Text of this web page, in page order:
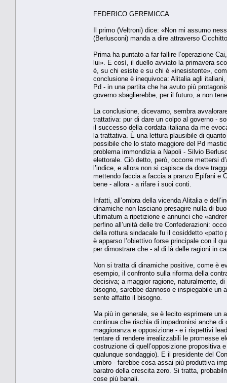
FEDERICO GEREMICCA
Il primo (Veltroni) dice: «Non mi assumo
(Berlusconi) manda a dire attraverso
Prima ha puntato a far fallire l’operazione
lui». E così, il duello avviato la primavera
è, su chi esiste e su chi è «inesistente»,
conclusione è inequivoca: Alitalia agli
Pd - in una partita che ha avuto più
governo sbaglierebbe, per il futuro, a non
La conclusione, dicevamo, sembra
trattativa: pur di dare un colpo al governo -
il successo della cordata italiana da me
la trattativa. È una lettura plausibile di
possibile che lo stato maggiore del Pd
problema immondizia a Napoli - Silvio
elettorale. Ciò detto, però, occorre mettersi
l’indice, e allora non si capisce da dove
mettendo faccia a faccia a pranzo Epifani e
bene - allora - a rifare i suoi conti.
Infatti, all’ombra della vicenda Alitalia e
dinamiche non lasciano presagire nulla di
ultimatum a ripetizione e annunci che
perfino all’unità delle tre Confederazioni:
della rottura sindacale fu il cosiddetto «patto
è apparso l’obiettivo forse principale con il
per dimostrare che - al di là delle ragioni in
Non si tratta di dinamiche positive, come è
esempio, il confronto sulla riforma della
decisiva; a maggior ragione, naturalmente,
bisogno, sarebbe dannoso e inspiegabile un
sente affatto il bisogno.
Ma più in generale, se è lecito esprimere un
continua che rischia di impadronirsi anche
maggioranza e opposizione - e i rispettivi
tentare di rendere irrealizzabili le promesse
costruzione di quell’opposizione propositiva
qualunque sondaggio). E il presidente del
umbro - farebbe cosa assai più produttiva
baratro della crescita zero. Si tratta,
cose più banali.